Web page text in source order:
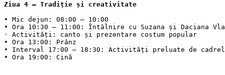
Ziua 4 – Tradiție și creativitate
• Mic dejun: 08:00 – 10:00
• Ora 10:30 – 11:00: Întâlnire cu Suzana și Daciana
◦ Activități: canto și prezentare costum popular
• Ora 13:00: Prânz
• Interval 17:00 – 18:30: Activități preluate de
• Ora 19:00: Cină